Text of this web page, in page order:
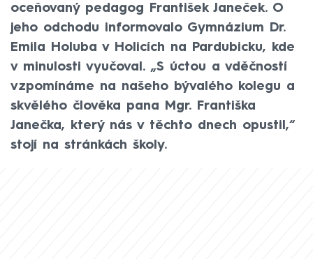
oceňovaný pedagog František Janeček. O
jeho odchodu informovalo Gymnázium Dr.
Emila Holuba v Holicích na Pardubicku, kde
v minulosti vyučoval. „S úctou a vděčností
vzpomínáme na našeho bývalého kolegu a
skvělého člověka pana Mgr. Františka
Janečka, který nás v těchto dnech opustil,“
stojí na stránkách školy.